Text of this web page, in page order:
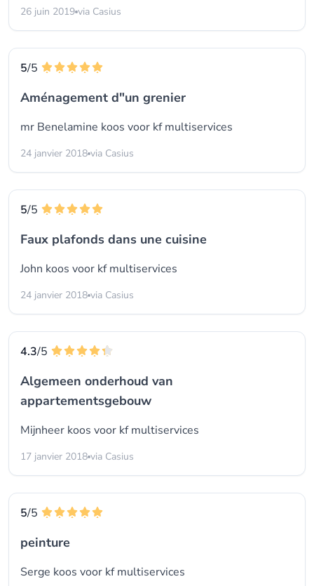
26 juin 2019 via Casius
5/5
Aménagement d"un grenier
mr Benelamine koos voor kf multiservices
24 janvier 2018 via Casius
5/5
Faux plafonds dans une cuisine
John koos voor kf multiservices
24 janvier 2018 via Casius
4.3/5
Algemeen onderhoud van
appartementsgebouw
Mijnheer koos voor kf multiservices
17 janvier 2018 via Casius
5/5
peinture
Serge koos voor kf multiservices